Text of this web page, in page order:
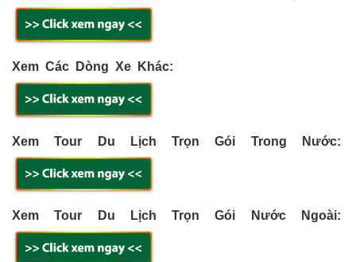
Xem Các Dòng Xe Khác:
Xem Tour Du Lịch Trọn Gói Trong Nước:
Xem Tour Du Lịch Trọn Gói Nước Ngoài: